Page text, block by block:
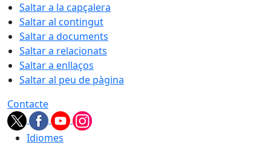
Saltar a la capçalera
Saltar al contingut
Saltar a documents
Saltar a relacionats
Saltar a enllaços
Saltar al peu de pàgina
Contacte
Idiomes